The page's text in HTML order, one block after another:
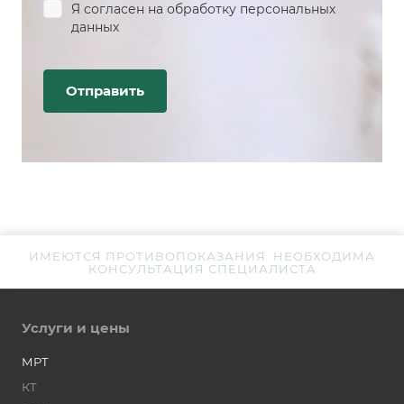
Я согласен на обработку персональных
данных
ИМЕЮТСЯ ПРОТИВОПОКАЗАНИЯ. НЕОБХОДИМА
КОНСУЛЬТАЦИЯ СПЕЦИАЛИСТА
Услуги и цены
МРТ
КТ